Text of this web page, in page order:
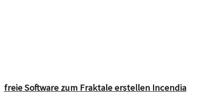
freie Software zum Fraktale erstellen Incendia